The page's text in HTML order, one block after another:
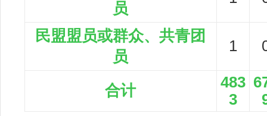
员
民盟盟员或群众、共青团
员
1
合计
483
3